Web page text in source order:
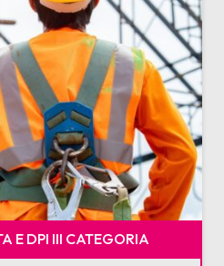
E DPI III CATEGORIA